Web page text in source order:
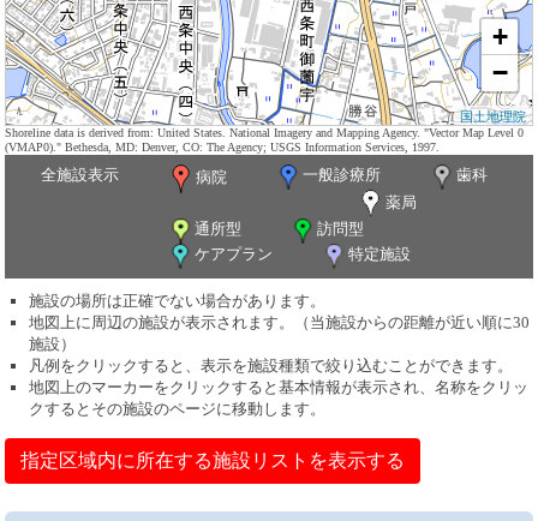
+
−
国土地理院
Shoreline data is derived from: United States. National Imagery and Mapping Agency. "Vector Map Level 0
(VMAP0)." Bethesda, MD: Denver, CO: The Agency; USGS Information Services, 1997.
全施設表示 病院 一般診療所
歯科
薬局
通所型
訪問型
ケアプラン
特定施設
施設の場所は正確でない場合があります。
地図上に周辺の施設が表示されます。（当施設からの距離が近い順に30
施設）
凡例をクリックすると、表示を施設種類で絞り込むことができます。
地図上のマーカーをクリックすると基本情報が表示され、名称をクリッ
クするとその施設のページに移動します。
指定区域内に所在する施設リストを表示する